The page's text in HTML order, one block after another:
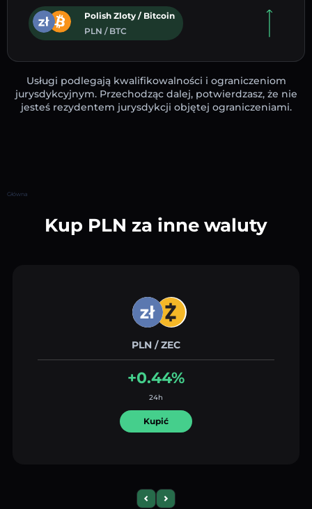
Polish Zloty / Bitcoin
PLN / BTC
Usługi podlegają kwalifikowalności i ograniczeniom
jurysdykcyjnym. Przechodząc dalej, potwierdzasz, że nie
jesteś rezydentem jurysdykcji objętej ograniczeniami.
Główna
Kup PLN za inne waluty
PLN / ZEC
+0.44%
24h
Kupić
Previous slide
Next slide